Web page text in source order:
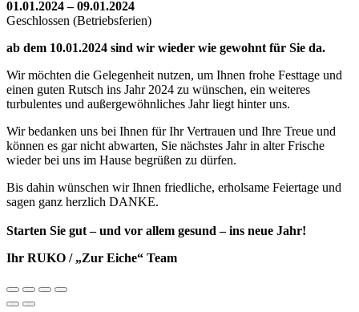
01.01.2024 – 09.01.2024
Geschlossen (Betriebsferien)
ab dem 10.01.2024 sind wir wieder wie gewohnt für Sie da.
Wir möchten die Gelegenheit nutzen, um Ihnen frohe Festtage und
einen guten Rutsch ins Jahr 2024 zu wünschen, ein weiteres
turbulentes und außergewöhnliches Jahr liegt hinter uns.
Wir bedanken uns bei Ihnen für Ihr Vertrauen und Ihre Treue und
können es gar nicht abwarten, Sie nächstes Jahr in alter Frische
wieder bei uns im Hause begrüßen zu dürfen.
Bis dahin wünschen wir Ihnen friedliche, erholsame Feiertage und
sagen ganz herzlich DANKE.
Starten Sie gut – und vor allem gesund – ins neue Jahr!
Ihr RUKO / „Zur Eiche“ Team